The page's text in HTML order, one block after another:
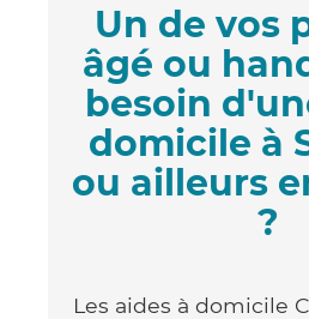
Un de vos
âgé ou
besoin
domicile à
ou ailleurs
?
Les aides à domicile